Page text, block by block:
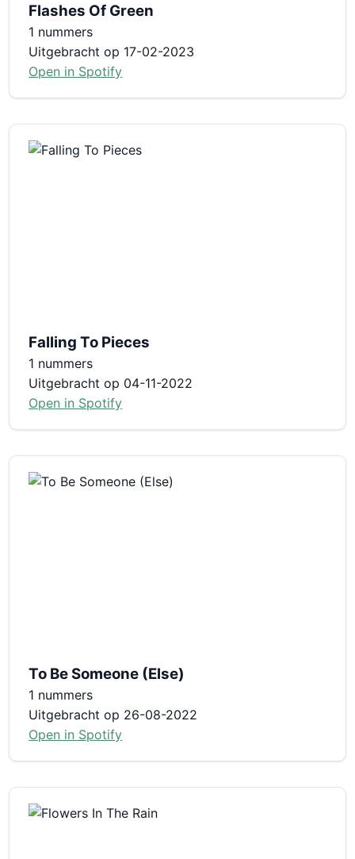
Flashes Of Green
1 nummers
Uitgebracht op 17-02-2023
Open in Spotify
Falling To Pieces
1 nummers
Uitgebracht op 04-11-2022
Open in Spotify
To Be Someone (Else)
1 nummers
Uitgebracht op 26-08-2022
Open in Spotify